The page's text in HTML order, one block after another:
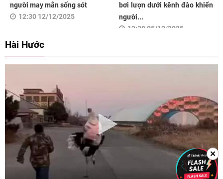
người may mắn sống sót
12:30 12/12/2025
bơi lượn dưới kênh đào khiến
người...
12:30 05/12/2025
Hài Hước
✕